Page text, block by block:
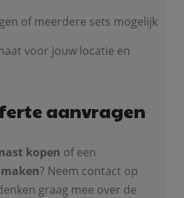
of meerdere sets mogelijk
voor jouw locatie en
aanvragen
kopen of een
? Neem contact op
graag mee over de